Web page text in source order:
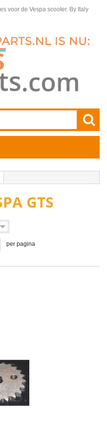
voor de Vespa scooter. By Italy
GTS
per pagina